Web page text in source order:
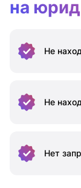
на
Не
Не
Нет